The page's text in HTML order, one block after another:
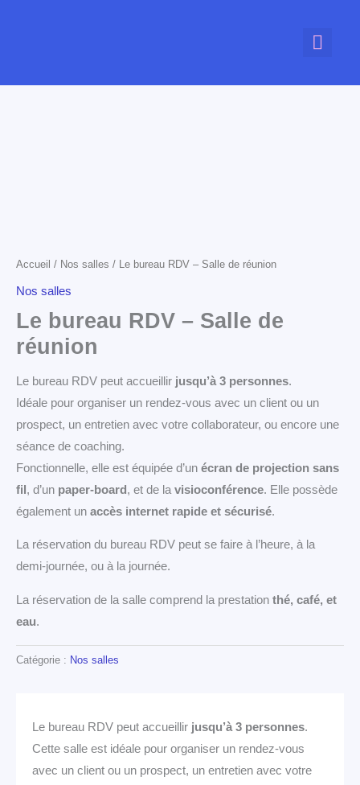
Accueil / Nos salles / Le bureau RDV – Salle de réunion
Nos salles
Le bureau RDV – Salle de
réunion
Le bureau RDV peut accueillir jusqu’à 3 personnes.
Idéale pour organiser un rendez-vous avec un client ou un
prospect, un entretien avec votre collaborateur, ou encore une
séance de coaching.
Fonctionnelle, elle est équipée d’un écran de projection sans
fil , d’un paper-board , et de la visioconférence. Elle possède
également un accès internet rapide et sécurisé.
La réservation du bureau RDV peut se faire à l’heure, à la
demi-journée, ou à la journée.
La réservation de la salle comprend la prestation thé, café, et
eau.
Catégorie : Nos salles
Le bureau RDV peut accueillir jusqu’à 3 personnes.
Cette salle est idéale pour organiser un rendez-vous
avec un client ou un prospect, un entretien avec votre